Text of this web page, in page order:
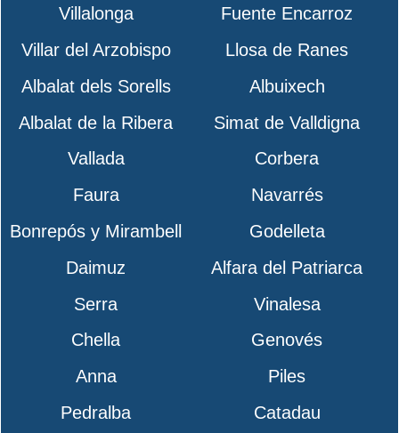
Villalonga
Fuente Encarroz
Villar del Arzobispo
Llosa de Ranes
Albalat dels Sorells
Albuixech
Albalat de la Ribera
Simat de Valldigna
Vallada
Corbera
Faura
Navarrés
Bonrepós y Mirambell
Godelleta
Daimuz
Alfara del Patriarca
Serra
Vinalesa
Chella
Genovés
Anna
Piles
Pedralba
Catadau